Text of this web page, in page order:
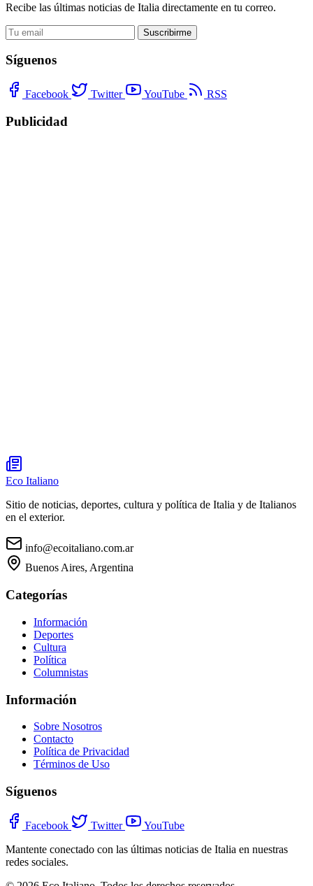
Recibe las últimas noticias de Italia directamente en tu correo.
Suscribirme
Síguenos
Facebook Twitter YouTube RSS
Publicidad
Eco Italiano
Sitio de noticias, deportes, cultura y política de Italia y de Italianos
en el exterior.
info@ecoitaliano.com.ar
Buenos Aires, Argentina
Categorías
Información
Deportes
Cultura
Política
Columnistas
Información
Sobre Nosotros
Contacto
Política de Privacidad
Términos de Uso
Síguenos
Facebook Twitter
YouTube
Mantente conectado con las últimas noticias de Italia en nuestras
redes sociales.